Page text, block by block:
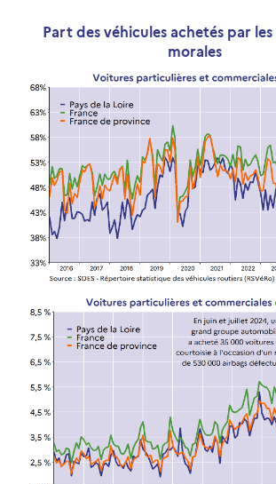
Part des véhicules achetés par
morales